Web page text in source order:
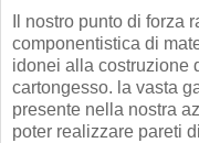
Il nostro punto di forza
componentistica di
idonei alla costruzione
cartongesso. la vasta
presente nella nostra
poter realizzare pareti